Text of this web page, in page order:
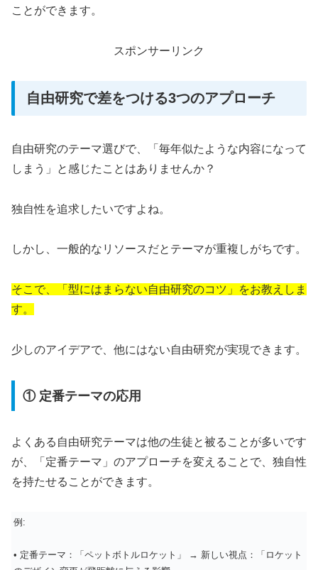
ことができます。
スポンサーリンク
自由研究で差をつける3つのアプローチ
自由研究のテーマ選びで、「毎年似たような内容になって
しまう」と感じたことはありませんか？
独自性を追求したいですよね。
しかし、一般的なリソースだとテーマが重複しがちです。
そこで、「型にはまらない自由研究のコツ」をお教えしま
す。
少しのアイデアで、他にはない自由研究が実現できます。
① 定番テーマの応用
よくある自由研究テーマは他の生徒と被ることが多いです
が、「定番テーマ」のアプローチを変えることで、独自性
を持たせることができます。
例:
• 定番テーマ：「ペットボトルロケット」 → 新しい視点：「ロケット